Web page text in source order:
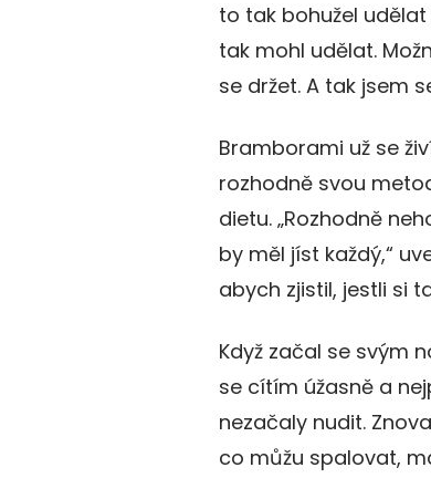
to tak bohužel
tak mohl udělat.
se držet. A tak jsem
Bramborami už se
rozhodně svou
dietu. „Rozhodně
by měl jíst každý,“
abych zjistil, jestli si
Když začal se svým
se cítím úžasně a
nezačaly nudit.
co můžu spalovat,